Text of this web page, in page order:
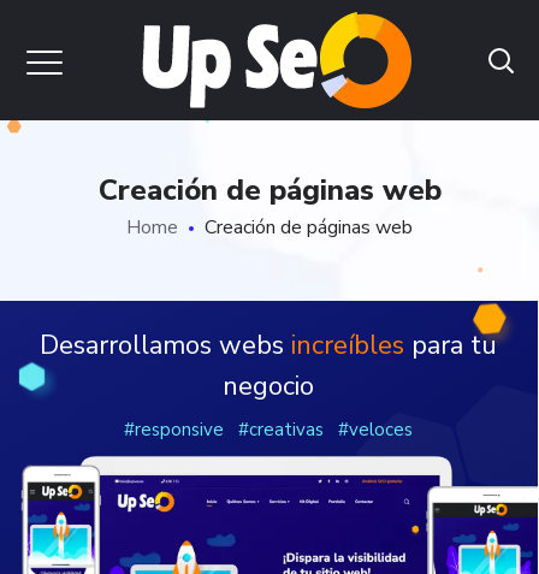
Creación de páginas web
Home Creación de páginas web
Desarrollamos webs increíbles para tu
negocio
#responsive #creativas #veloces